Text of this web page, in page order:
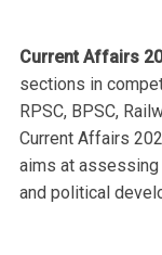
Current Affairs
sections in
RPSC, BPSC,
Current Affairs
aims at assessing
and political